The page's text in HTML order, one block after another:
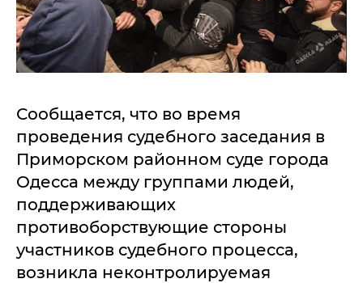
Сообщается, что во время
проведения судебного заседания в
Приморском районном суде города
Одесса между группами людей,
поддерживающих
противоборствующие стороны
участников судебного процесса,
возникла неконтролируемая